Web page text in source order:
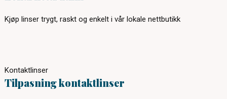
Kjøp linser trygt, raskt og enkelt i vår lokale nettbutikk
Kontaktlinser
Tilpasning kontaktlinser